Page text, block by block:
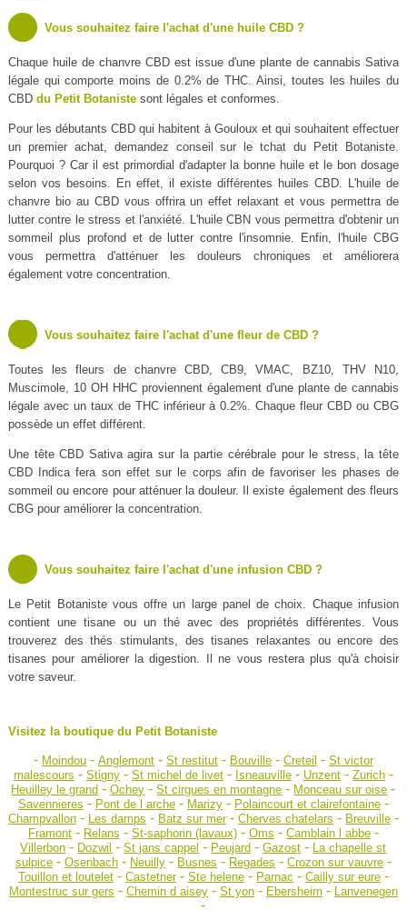
Vous souhaitez faire l'achat d'une huile CBD ?
Chaque huile de chanvre CBD est issue d'une plante de cannabis Sativa
légale qui comporte moins de 0.2% de THC. Ainsi, toutes les huiles du
CBD du Petit Botanistesont légales et conformes.
Pour les débutants CBD qui habitent à Gouloux et qui souhaitent effectuer
un premier achat, demandez conseil sur le tchat du Petit Botaniste.
Pourquoi ? Car il est primordial d'adapter la bonne huile et le bon dosage
selon vos besoins. En effet, il existe différentes huiles CBD. L'huile de
chanvre bio au CBD vous offrira un effet relaxant et vous permettra de
lutter contre le stress et l'anxiété. L'huile CBN vous permettra d'obtenir un
sommeil plus profond et de lutter contre l'insomnie. Enfin, l'huile CBG
vous permettra d'atténuer les douleurs chroniques et améliorera
également votre concentration.
Vous souhaitez faire l'achat d'une fleur de CBD ?
Toutes les fleurs de chanvre CBD, CB9, VMAC, BZ10, THV N10,
Muscimole, 10 OH HHC proviennent également d'une plante de cannabis
légale avec un taux de THC inférieur à 0.2%. Chaque fleur CBD ou CBG
possède un effet différent.
Une tête CBD Sativa agira sur la partie cérébrale pour le stress, la tête
CBD Indica fera son effet sur le corps afin de favoriser les phases de
sommeil ou encore pour atténuer la douleur. Il existe également des fleurs
CBG pour améliorer la concentration.
Vous souhaitez faire l'achat d'une infusion CBD ?
Le Petit Botaniste vous offre un large panel de choix. Chaque infusion
contient une tisane ou un thé avec des propriétés différentes. Vous
trouverez des thés stimulants, des tisanes relaxantes ou encore des
tisanes pour améliorer la digestion. Il ne vous restera plus qu'à choisir
votre saveur.
Visitez la boutique du Petit Botaniste
- Moindou- Anglemont- St restitut- Bouville- Creteil - St victor
malescours - Stigny- St michel de livet- Isneauville- Unzent- Zurich-
Heuilley le grand -Ochey -St cirgues en montagne - Monceau sur oise -
Savennieres - Pont de l arche- Marizy- Polaincourt et clairefontaine-
Champvallon- Les damps - Batz sur mer- Cherves chatelars - Breuville-
Framont- Relans - St-saphorin (lavaux)- Oms - Camblain l abbe-
Villerbon - Dozwil -St jans cappel - Peujard -Gazost - La chapelle st
sulpice- Osenbach- Neuilly- Busnes - Regades - Crozon sur vauvre-
Touillon et loutelet- Castetner- Ste helene- Parnac - Cailly sur eure-
Montestruc sur gers - Chemin d aisey- St yon- Ebersheim - Lanvenegen
-